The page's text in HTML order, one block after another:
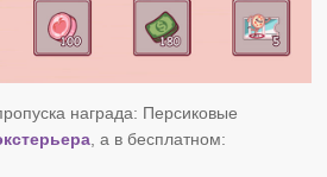
награда: Персиковые
, а в бесплатном: